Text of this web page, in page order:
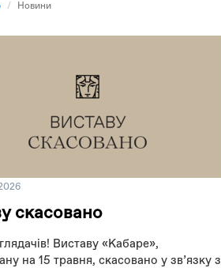
Новини
скасовано
Виставу «Кабаре»,
на 15 травня, скасовано у зв’язку з